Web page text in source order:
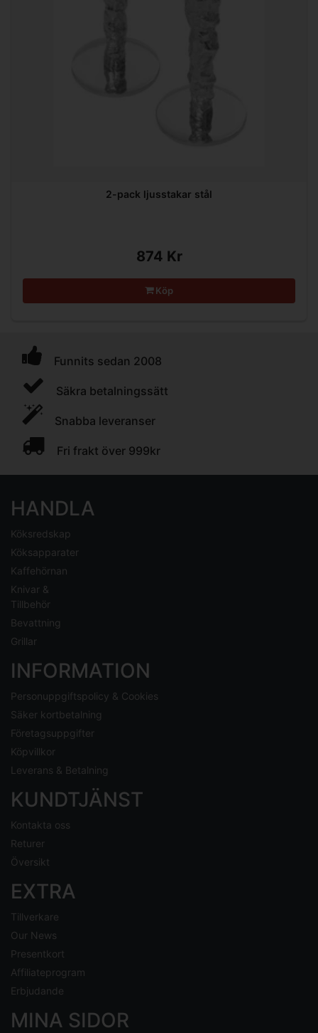
2-pack ljusstakar stål
874 Kr
Köp
Funnits sedan 2008
Säkra betalningssätt
Snabba leveranser
Fri frakt över 999kr
HANDLA
Köksredskap
Köksapparater
Kaffehörnan
Knivar &
Tillbehör
Bevattning
Grillar
INFORMATION
Personuppgiftspolicy & Cookies
Säker kortbetalning
Företagsuppgifter
Köpvillkor
Leverans & Betalning
KUNDTJÄNST
Kontakta oss
Returer
Översikt
EXTRA
Tillverkare
Our News
Presentkort
Affiliateprogram
Erbjudande
MINA SIDOR